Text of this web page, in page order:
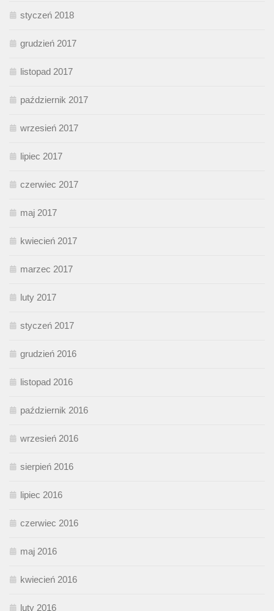
styczeń 2018
grudzień 2017
listopad 2017
październik 2017
wrzesień 2017
lipiec 2017
czerwiec 2017
maj 2017
kwiecień 2017
marzec 2017
luty 2017
styczeń 2017
grudzień 2016
listopad 2016
październik 2016
wrzesień 2016
sierpień 2016
lipiec 2016
czerwiec 2016
maj 2016
kwiecień 2016
luty 2016